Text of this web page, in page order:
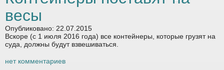
весы
Опубликовано: 22.07.2015
Вскоре (с 1 июля 2016 года) все контейнеры, которые грузят на
суда, должны будут взвешиваться.
нет комментариев